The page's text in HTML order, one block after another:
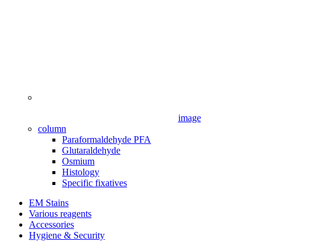
image
column
Paraformaldehyde PFA
Glutaraldehyde
Osmium
Histology
Specific fixatives
EM Stains
Various reagents
Accessories
Hygiene & Security